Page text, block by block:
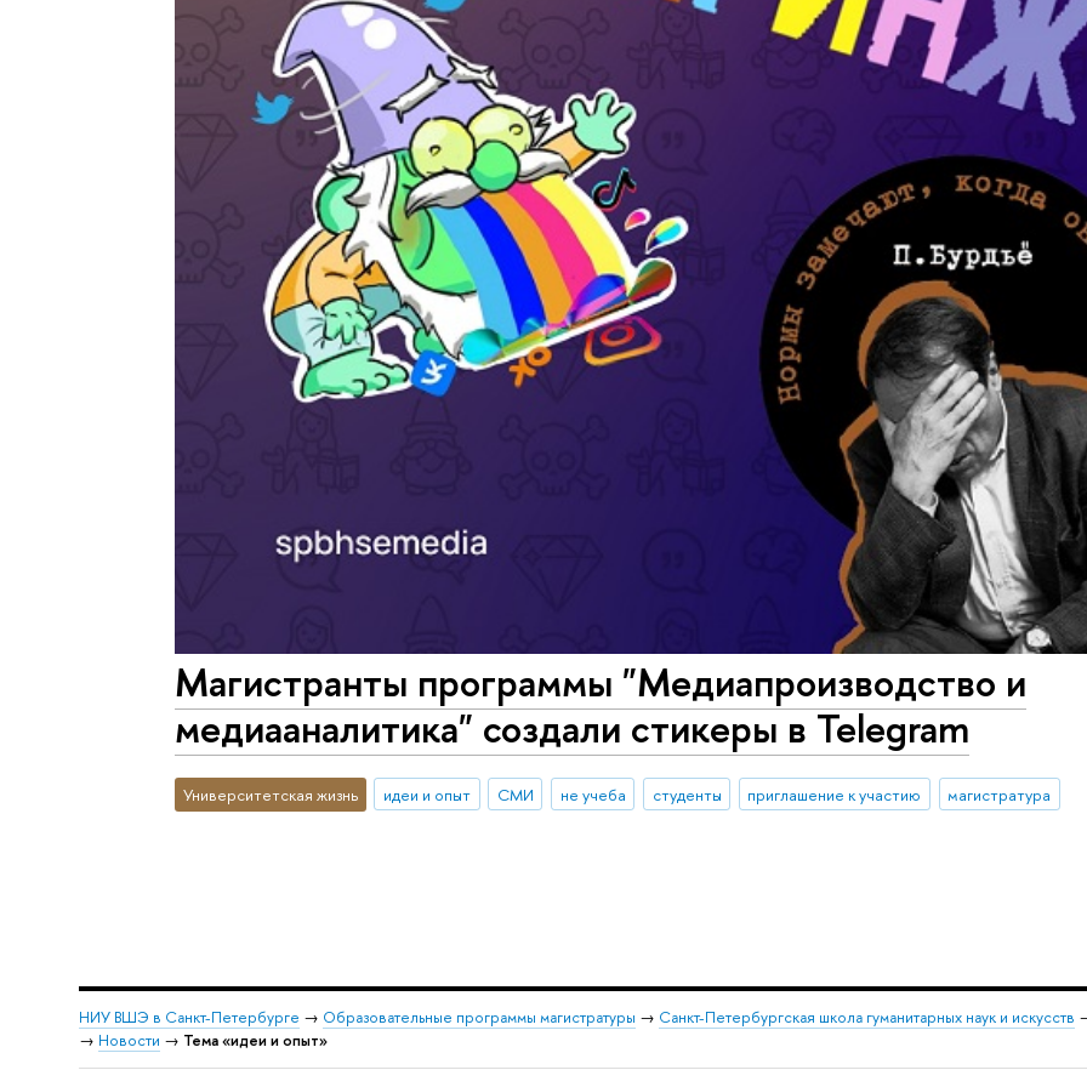
Магистранты программы "Медиапроизводство и
медиааналитика" создали стикеры в Telegram
Университетская жизнь идеи и опыт СМИ не учеба студенты приглашение к участию магистратура
НИУ ВШЭ в Санкт-Петербурге → Образовательные программы магистратуры → Санкт-Петербургская школа гуманитарных наук и искусств
→ Новости → Тема «идеи и опыт»